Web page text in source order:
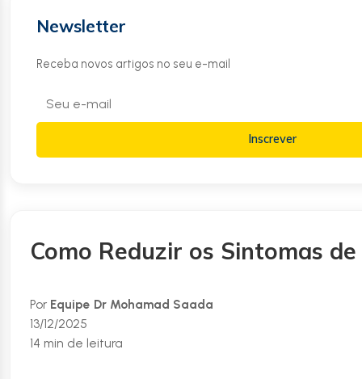
Como Reduzir os Sintomas
Por Equipe Dr Mohamad Saada
13/12/2025
14 min de leitura
Newsletter
Receba novos artigos no seu e-mail
Inscrever